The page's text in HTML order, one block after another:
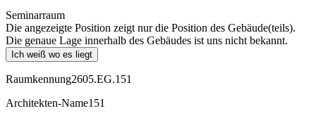
Seminarraum
Die angezeigte Position zeigt nur die Position des Gebäude(teils).
Die genaue Lage innerhalb des Gebäudes ist uns nicht bekannt.
Ich weiß wo es liegt
Raumkennung2605.EG.151
Architekten-Name151